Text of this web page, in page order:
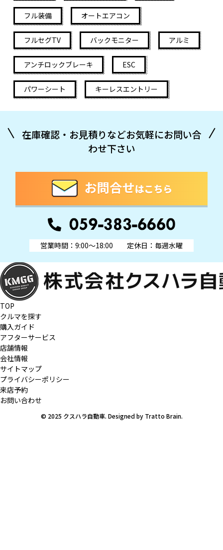
フル装備 オートエアコン
フルセグTV バックモニター アルミ
アンチロックブレーキ ESC
パワーシート キーレスエントリー
在庫確認・お見積りなどお気軽にお問い合
わせ下さい
営業時間：9:00～18:00 定休日：毎週水曜
TOP
クルマを探す
購入ガイド
アフターサービス
店舗情報
会社情報
サイトマップ
プライバシーポリシー
来店予約
お問い合わせ
© 2025 クスハラ自動車. Designed by Tratto Brain.